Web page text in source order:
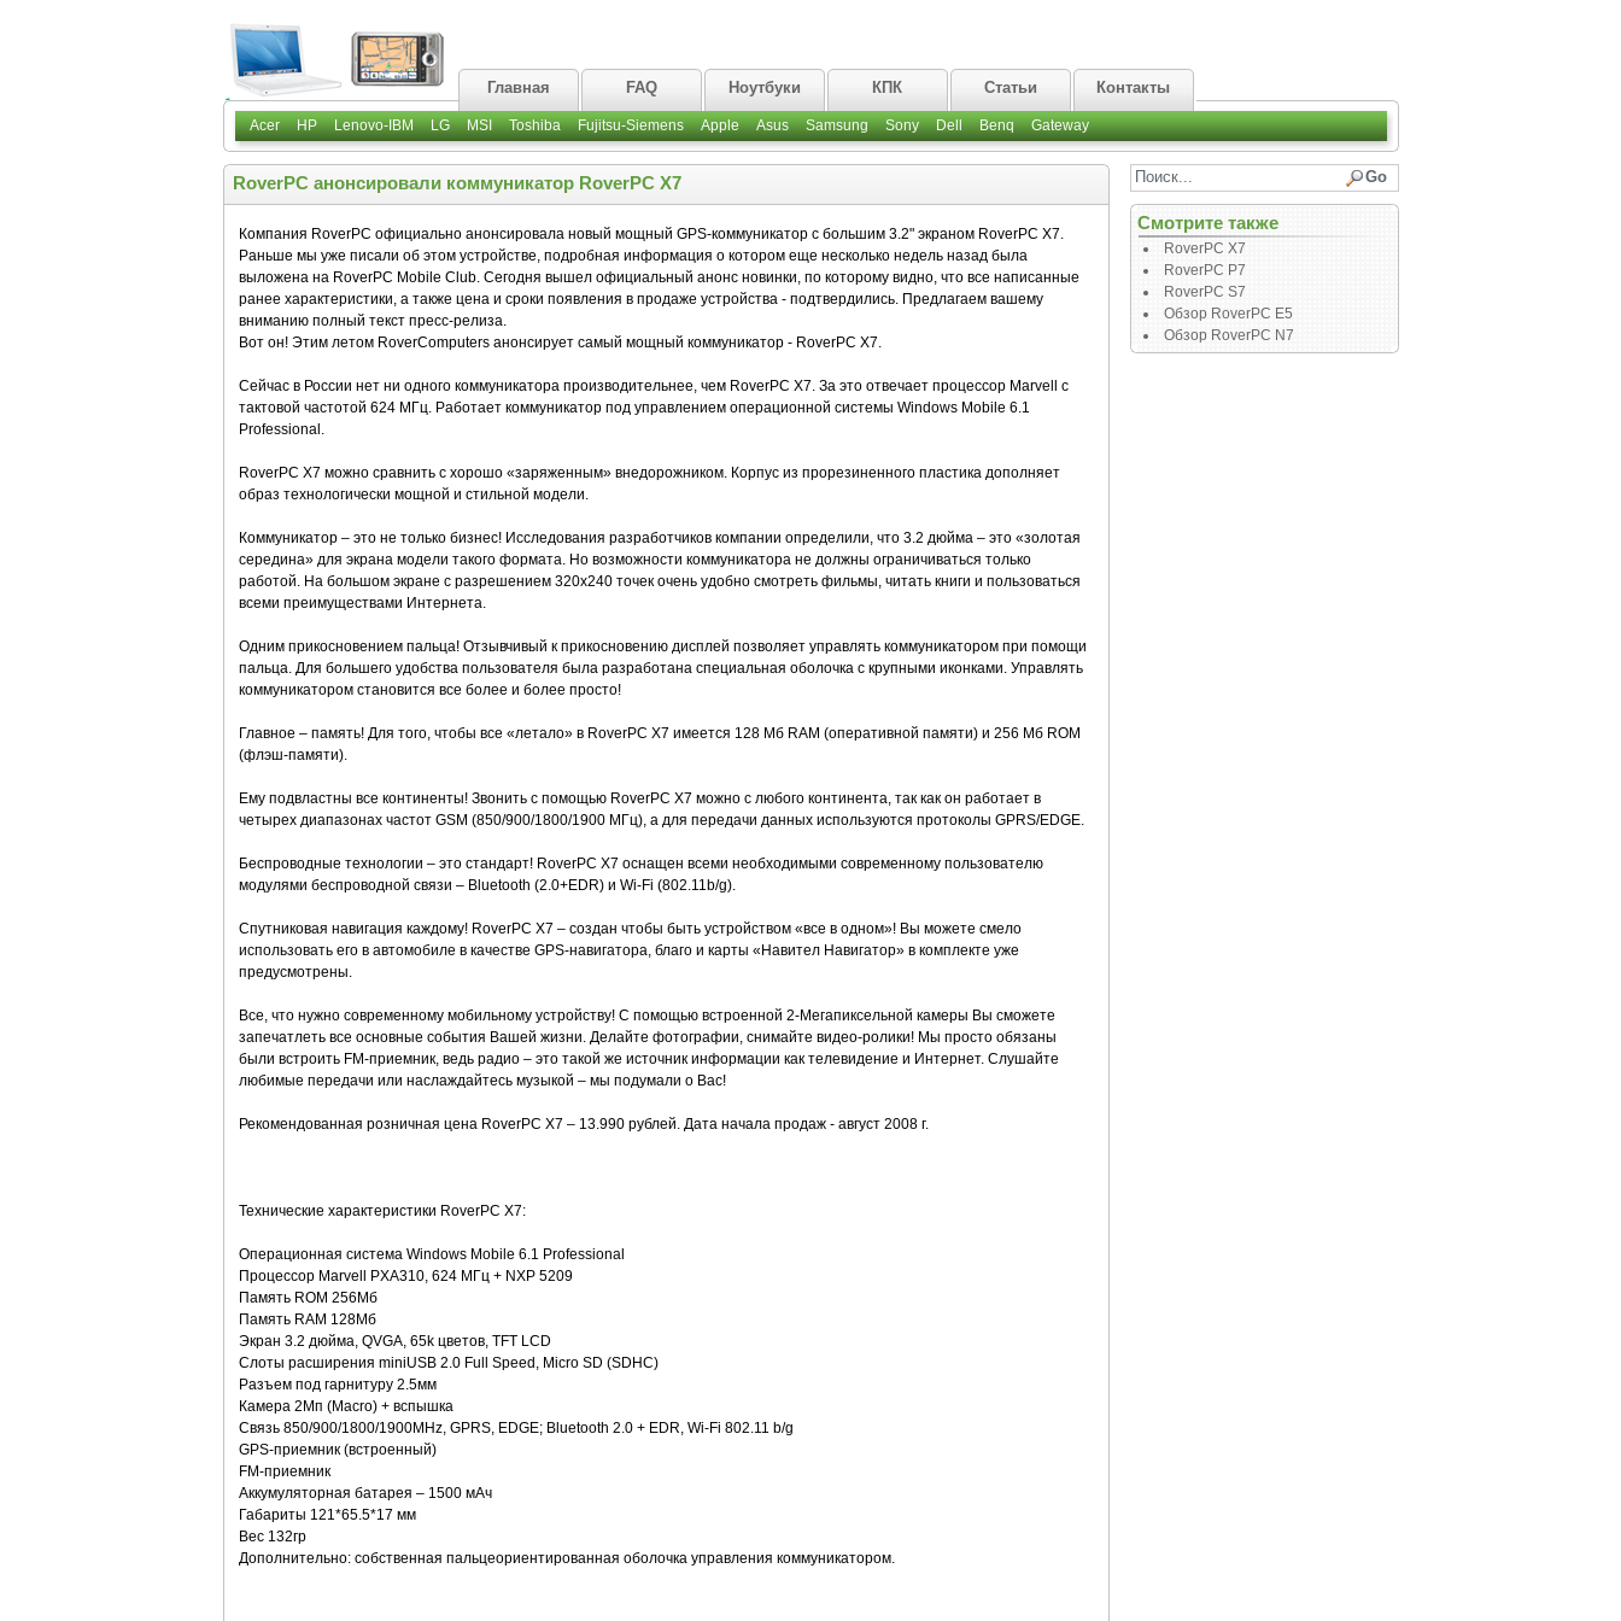
Главная FAQ Ноутбуки КПК Статьи Контакты
Acer HP Lenovo-IBM LG MSI Toshiba Fujitsu-Siemens Apple Asus Samsung Sony Dell Benq Gateway
RoverPC анонсировали коммуникатор RoverPC X7
Компания RoverPC официально анонсировала новый мощный GPS-коммуникатор с большим 3.2" экраном RoverPC X7.
Раньше мы уже писали об этом устройстве, подробная информация о котором еще несколько недель назад была
выложена на RoverPC Mobile Club. Сегодня вышел официальный анонс новинки, по которому видно, что все написанные
ранее характеристики, а также цена и сроки появления в продаже устройства - подтвердились. Предлагаем вашему
вниманию полный текст пресс-релиза.
Вот он! Этим летом RoverComputers анонсирует самый мощный коммуникатор - RoverPC X7.
Сейчас в России нет ни одного коммуникатора производительнее, чем RoverPC X7. За это отвечает процессор Marvell с
тактовой частотой 624 МГц. Работает коммуникатор под управлением операционной системы Windows Mobile 6.1
Professional.
RoverPC X7 можно сравнить с хорошо «заряженным» внедорожником. Корпус из прорезиненного пластика дополняет
образ технологически мощной и стильной модели.
Коммуникатор – это не только бизнес! Исследования разработчиков компании определили, что 3.2 дюйма – это «золотая
середина» для экрана модели такого формата. Но возможности коммуникатора не должны ограничиваться только
работой. На большом экране с разрешением 320x240 точек очень удобно смотреть фильмы, читать книги и пользоваться
всеми преимуществами Интернета.
Одним прикосновением пальца! Отзывчивый к прикосновению дисплей позволяет управлять коммуникатором при помощи
пальца. Для большего удобства пользователя была разработана специальная оболочка с крупными иконками. Управлять
коммуникатором становится все более и более просто!
Главное – память! Для того, чтобы все «летало» в RoverPC X7 имеется 128 Мб RAM (оперативной памяти) и 256 Мб ROM
(флэш-памяти).
Ему подвластны все континенты! Звонить с помощью RoverPC X7 можно с любого континента, так как он работает в
четырех диапазонах частот GSM (850/900/1800/1900 МГц), а для передачи данных используются протоколы GPRS/EDGE.
Беспроводные технологии – это стандарт! RoverPC X7 оснащен всеми необходимыми современному пользователю
модулями беспроводной связи – Bluetooth (2.0+EDR) и Wi-Fi (802.11b/g).
Спутниковая навигация каждому! RoverPC X7 – создан чтобы быть устройством «все в одном»! Вы можете смело
использовать его в автомобиле в качестве GPS-навигатора, благо и карты «Навител Навигатор» в комплекте уже
предусмотрены.
Все, что нужно современному мобильному устройству! С помощью встроенной 2-Мегапиксельной камеры Вы сможете
запечатлеть все основные события Вашей жизни. Делайте фотографии, снимайте видео-ролики! Мы просто обязаны
были встроить FM-приемник, ведь радио – это такой же источник информации как телевидение и Интернет. Слушайте
любимые передачи или наслаждайтесь музыкой – мы подумали о Вас!
Рекомендованная розничная цена RoverPC Х7 – 13.990 рублей. Дата начала продаж - август 2008 г.
Технические характеристики RoverPC X7:
Операционная система Windows Mobile 6.1 Professional
Процессор Marvell PXA310, 624 МГц + NXP 5209
Память ROM 256Мб
Память RAM 128Мб
Экран 3.2 дюйма, QVGA, 65k цветов, TFT LCD
Слоты расширения miniUSB 2.0 Full Speed, Micro SD (SDHC)
Разъем под гарнитуру 2.5мм
Камера 2Мп (Macro) + вспышка
Связь 850/900/1800/1900MHz, GPRS, EDGE; Bluetooth 2.0 + EDR, Wi-Fi 802.11 b/g
GPS-приемник (встроенный)
FM-приемник
Аккумуляторная батарея – 1500 мАч
Габариты 121*65.5*17 мм
Вес 132гр
Дополнительно: собственная пальцеориентированная оболочка управления коммуникатором.
Смотрите также
RoverPC X7
RoverPC P7
RoverPC S7
Обзор RoverPC E5
Обзор RoverPC N7